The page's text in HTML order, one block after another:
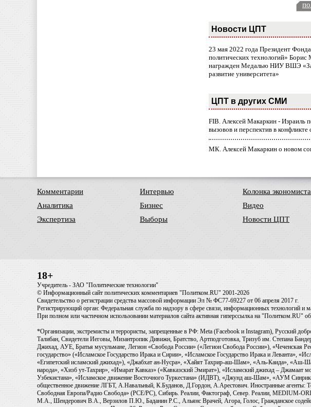
Новости ЦПТ
23 мая 2022 года Президент
политических технологий» Борис
награжден Медалью НИУ ВШЭ «За
развитие университета»
ЦПТ в других СМИ
FIB. Алексей Макаркин - Израиль
вызовов и перспектив в
МК. Алексей Макаркин о новом
Комментарии
Аналитика
Экспертиза
Интервью
Бизнес
Выборы
Колонка экономиста
Видео
Новости ЦПТ
18+
Учредитель - ЗАО "Политические технологии"
© Информационный сайт политических комментариев "Политком.RU" 2001-2026
Свидетельство о регистрации средства массовой информации Эл № ФС77-69227 от 06 апреля 2017 г.
Регистрирующий орган: Федеральная служба по надзору в сфере связи, информационных технологий и
При полном или частичном использовании материалов сайта активная гиперссылка на "Политком.RU"
*Организации, экстремисты и террористы, запрещенные в РФ: Meta (Facebook и Instagram), Русский
Талибан, Свидетели Иеговы, Мизантропик Дивижн, Братство, Артподготовка, Тризуб им. Степана
Джихад, АУЕ, Братья мусульмане, Легион «Свобода России» («Легион Свобода России»), «Чеченская
государство» («Исламское Государство Ирака и Сирии», «Исламское Государство Ирака и
«Египетский исламский джихад»), «Джабхат ан-Нусра», «Хайят Тахрир-аш-Шам», «Аль-Каида»,
народа», «Хизб ут-Тахрир», «Имарат Кавказ» («Кавказский Эмират»), «Исламский джихад – Джамаат
Узбекистана», «Исламское движение Восточного Туркестана» (ИДВТ), «Джунд аш-Шам», «АУМ
общественное движение ЛГБТ, А.Навальный, К.Буданов, Д.Гордон, А.Арестович. Иностранные
Свободная Европа/Радио Свобода» (PCE/PC), Сибирь. Реалии, Фактограф, Север. Реалии,
М.А., Шендерович В.А., Верзилов П.Ю., Баданин Р.С., Альянс Врачей, Агора, Голос, Гражданское